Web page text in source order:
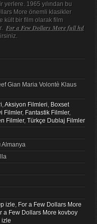
yerlere. 1965 yılından bu
More önemli klasikler
kült bir film olarak film
For a Few Dollars More full hd
Gian Maria Volontè Klaus
,Aksiyon Filmleri, Boxset
Filmler, Fantastik Filmler,
Filmler, Türkçe Dublaj Filmler
Almanya
izle, For a Few Dollars More
a Few Dollars More kovboy
izle